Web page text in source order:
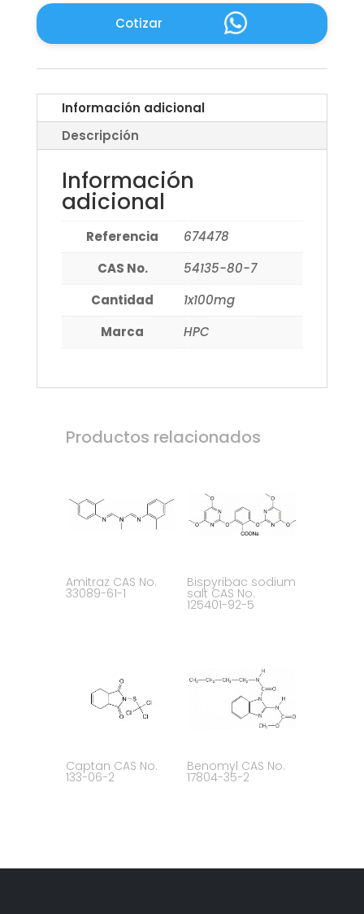
Cotizar
Información adicional
Descripción
Información
adicional
Referencia
674478
CAS No.
54135-80-7
Cantidad
1x100mg
Marca
HPC
Productos relacionados
Amitraz CAS No.
33089-61-1
Bispyribac sodium
salt CAS No.
125401-92-5
Captan CAS No.
133-06-2
Benomyl CAS No.
17804-35-2